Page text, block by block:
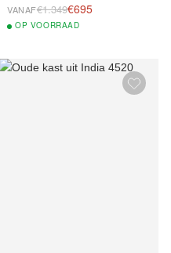
VANAF€1.349€695
OP VOORRAAD